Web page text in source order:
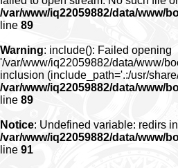
/var/www/iq22059882/data/www/
line 89
Warning: include(): Failed opening
'/var/www/iq22059882/data/www/
inclusion (include_path='.:/usr/
/var/www/iq22059882/data/www/
line 89
Notice: Undefined variable: redirs in
/var/www/iq22059882/data/www/
line 91